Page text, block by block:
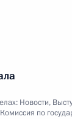
Новости,
Комиссия по